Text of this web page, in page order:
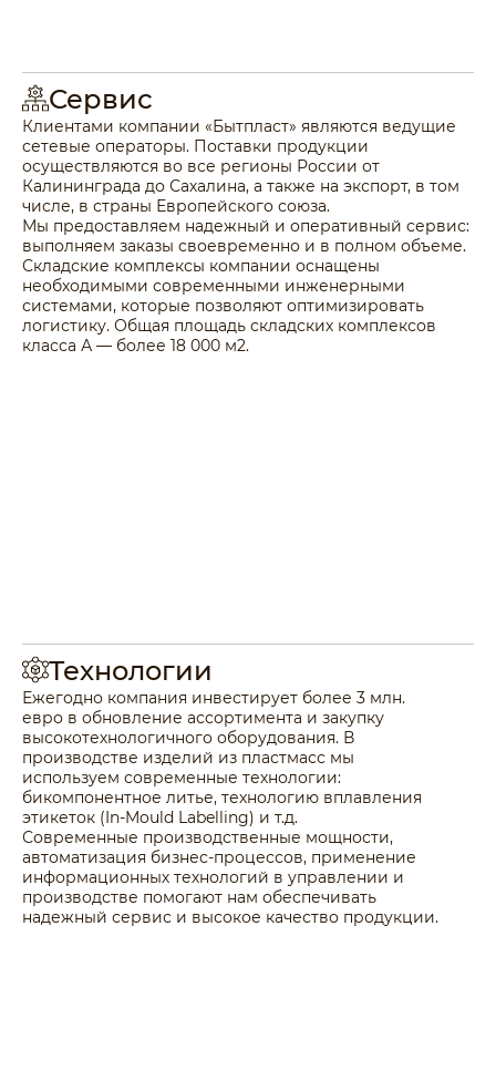
Сервис
Клиентами компании «Бытпласт» являются ведущие
сетевые операторы. Поставки продукции
осуществляются во все регионы России от
Калининграда до Сахалина, а также на экспорт, в том
числе, в страны Европейского союза.
Мы предоставляем надежный и оперативный сервис:
выполняем заказы своевременно и в полном объеме.
Складские комплексы компании оснащены
необходимыми современными инженерными
системами, которые позволяют оптимизировать
логистику. Общая площадь складских комплексов
класса А — более 18 000 м2.
Технологии
Ежегодно компания инвестирует более 3 млн.
евро в обновление ассортимента и закупку
высокотехнологичного оборудования. В
производстве изделий из пластмасс мы
используем современные технологии:
бикомпонентное литье, технологию вплавления
этикеток (In-Mould Labelling) и т.д.
Современные производственные мощности,
автоматизация бизнес-процессов, применение
информационных технологий в управлении и
производстве помогают нам обеспечивать
надежный сервис и высокое качество продукции.